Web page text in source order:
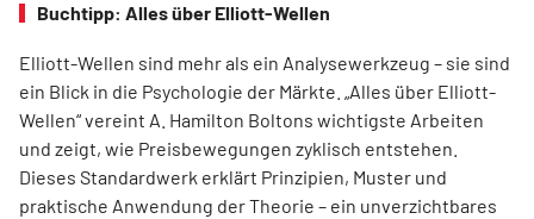
Buchtipp: Alles über Elliott-Wellen
Elliott-Wellen sind mehr als ein Analysewerkzeug – sie sind
ein Blick in die Psychologie der Märkte. „Alles über Elliott-
Wellen“ vereint A. Hamilton Boltons wichtigste Arbeiten
und zeigt, wie Preisbewegungen zyklisch entstehen.
Dieses Standardwerk erklärt Prinzipien, Muster und
praktische Anwendung der Theorie – ein unverzichtbares